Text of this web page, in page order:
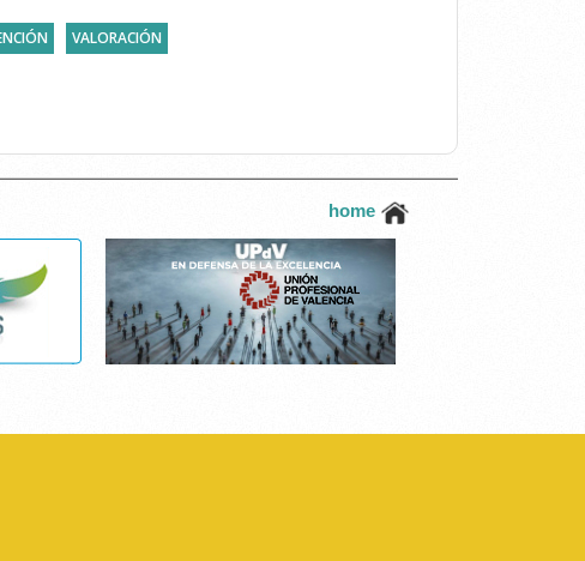
VALORACIÓN
home